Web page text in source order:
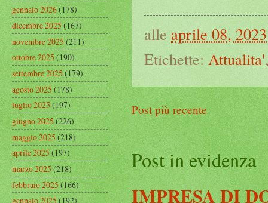
alle aprile 08, 2023
Etichette: Attualita'
Post più recente
Post in evidenza
IMPRESA DI
gennaio 2026(178)
dicembre 2025(167)
novembre 2025(211)
ottobre 2025(190)
settembre 2025(179)
agosto 2025(178)
luglio 2025(197)
giugno 2025(226)
maggio 2025(218)
aprile 2025(197)
marzo 2025(218)
febbraio 2025(166)
gennaio 2025(192)